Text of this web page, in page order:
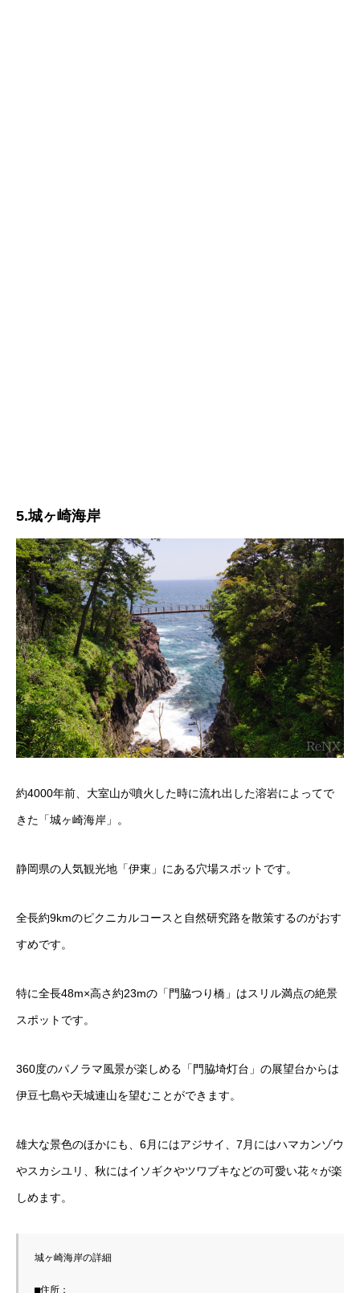
5.城ヶ崎海岸
約4000年前、大室山が噴火した時に流れ出した溶岩によってで
きた「城ヶ崎海岸」。
静岡県の人気観光地「伊東」にある穴場スポットです。
全長約9kmのピクニカルコースと自然研究路を散策するのがおす
すめです。
特に全長48m×高さ約23mの「門脇つり橋」はスリル満点の絶景
スポットです。
360度のパノラマ風景が楽しめる「門脇埼灯台」の展望台からは
伊豆七島や天城連山を望むことができます。
雄大な景色のほかにも、6月にはアジサイ、7月にはハマカンゾウ
やスカシユリ、秋にはイソギクやツワブキなどの可愛い花々が楽
しめます。
城ヶ崎海岸の詳細
■住所：